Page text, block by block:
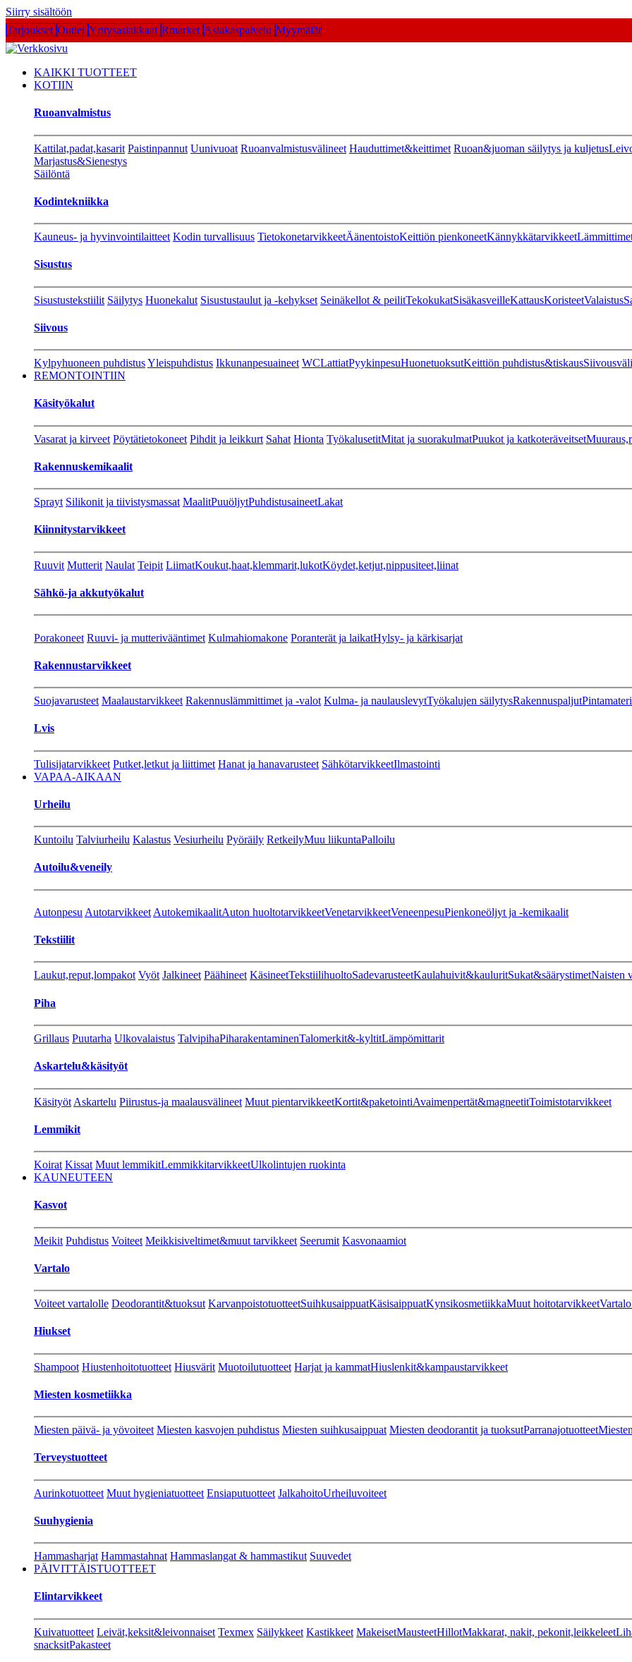
Siirry sisältöön
Tarjoukset Outlet Yritysasiakkaat Rmarket Asiakaspalvelu Myymälät
KAIKKI TUOTTEET
KOTIIN
Ruoanvalmistus
Kattilat,padat,kasarit Paistinpannut Uunivuoat Ruoanvalmistusvälineet Hauduttimet&keittimet Ruoan&juoman säilytys ja kuljetus
Marjastus&Sienestys
Säilöntä
Kodintekniikka
Kauneus- ja hyvinvointilaitteet Kodin turvallisuus TietokonetarvikkeetÄänentoistoKeittiön pienkoneetKännykkätarvikkeet
Sisustus
Sisustustekstiilit Säilytys Huonekalut Sisustustaulut ja -kehykset Seinäkellot & peilitTekokukatSisäkasveilleKattausKoristeetValaistus
Siivous
Kylpyhuoneen puhdistusYleispuhdistus Ikkunanpesuaineet WCLattiatPyykinpesuHuonetuoksutKeittiön puhdistus&tiskaus
REMONTOINTIIN
Käsityökalut
Vasarat ja kirveet Pöytätietokoneet Pihdit ja leikkurt Sahat Hionta TyökalusetitMitat ja suorakulmatPuukot ja katkoteräveitset
Rakennuskemikaalit
Sprayt Silikonit ja tiivistysmassat MaalitPuuöljytPuhdistusaineetLakat
Kiinnitystarvikkeet
Ruuvit Mutterit Naulat Teipit LiimatKoukut,haat,klemmarit,lukotKöydet,ketjut,nippusiteet,liinat
Sähkö-ja akkutyökalut
Porakoneet Ruuvi- ja mutterivääntimet Kulmahiomakone Poranterät ja laikatHylsy- ja kärkisarjat
Rakennustarvikkeet
Suojavarusteet Maalaustarvikkeet Rakennuslämmittimet ja -valot Kulma- ja naulauslevytTyökalujen säilytysRakennuspaljut
Lvis
Tulisijatarvikkeet Putket,letkut ja liittimet Hanat ja hanavarusteet SähkötarvikkeetIlmastointi
VAPAA-AIKAAN
Urheilu
Kuntoilu Talviurheilu Kalastus Vesiurheilu Pyöräily RetkeilyMuu liikuntaPalloilu
Autoilu&veneily
Autonpesu Autotarvikkeet AutokemikaalitAuton huoltotarvikkeetVenetarvikkeetVeneenpesuPienkoneöljyt ja -kemikaalit
Tekstiilit
Laukut,reput,lompakot Vyöt Jalkineet Päähineet KäsineetTekstiilihuoltoSadevarusteetKaulahuivit&kauluritSukat&säärystimetNaisten
Piha
Grillaus Puutarha Ulkovalaistus TalvipihaPiharakentaminenTalomerkit&-kyltitLämpömittarit
Askartelu&käsityöt
Käsityöt Askartelu Piirustus-ja maalausvälineet Muut pientarvikkeetKortit&paketointiAvaimenpertät&magneetitToimistotarvikkeet
Lemmikit
Koirat Kissat Muut lemmikitLemmikkitarvikkeetUlkolintujen ruokinta
KAUNEUTEEN
Kasvot
Meikit Puhdistus Voiteet Meikkisiveltimet&muut tarvikkeet Seerumit Kasvonaamiot
Vartalo
Voiteet vartalolle Deodorantit&tuoksut KarvanpoistotuotteetSuihkusaippuatKäsisaippuatKynsikosmetiikkaMuut hoitotarvikkeet
Hiukset
Shampoot Hiustenhoitotuotteet Hiusvärit Muotoilutuotteet Harjat ja kammatHiuslenkit&kampaustarvikkeet
Miesten kosmetiikka
Miesten päivä- ja yövoiteet Miesten kasvojen puhdistus Miesten suihkusaippuat Miesten deodorantit ja tuoksutParranajotuotteet
Terveystuotteet
Aurinkotuotteet Muut hygieniatuotteet Ensiaputuotteet JalkahoitoUrheiluvoiteet
Suuhygienia
Hammasharjat Hammastahnat Hammaslangat & hammastikut Suuvedet
PÄIVITTÄISTUOTTEET
Elintarvikkeet
Kuivatuotteet Leivät,keksit&leivonnaiset Texmex Säilykkeet Kastikkeet MakeisetMausteetHillotMakkarat, nakit, pekonit,leikkeleet
snacksitPakasteet